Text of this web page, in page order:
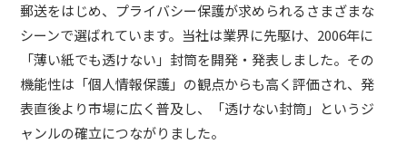
郵送をはじめ、プライバシー保護が求められるさまざまな
シーンで選ばれています。当社は業界に先駆け、2006年に
「薄い紙でも透けない」封筒を開発・発表しました。その
機能性は「個人情報保護」の観点からも高く評価され、発
表直後より市場に広く普及し、「透けない封筒」というジ
ャンルの確立につながりました。